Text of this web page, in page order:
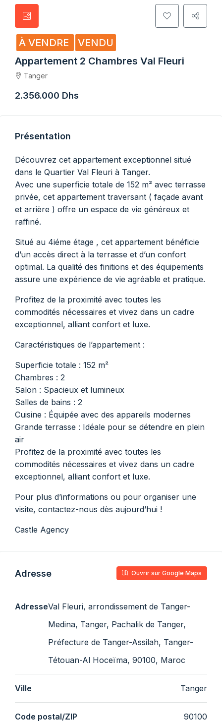
À VENDRE
VENDU
Appartement 2 Chambres Val Fleuri
Tanger
2.356.000 Dhs
Présentation
Découvrez cet appartement exceptionnel situé
dans le Quartier Val Fleuri à Tanger.
Avec une superficie totale de 152 m² avec terrasse
privée, cet appartement traversant ( façade avant
et arrière ) offre un espace de vie généreux et
raffiné.
Situé au 4iéme étage , cet appartement bénéficie
d’un accès direct à la terrasse et d’un confort
optimal. La qualité des finitions et des équipements
assure une expérience de vie agréable et pratique.
Profitez de la proximité avec toutes les
commodités nécessaires et vivez dans un cadre
exceptionnel, alliant confort et luxe.
Caractéristiques de l’appartement :
Superficie totale : 152 m²
Chambres : 2
Salon : Spacieux et lumineux
Salles de bains : 2
Cuisine : Équipée avec des appareils modernes
Grande terrasse : Idéale pour se détendre en plein
air
Profitez de la proximité avec toutes les
commodités nécessaires et vivez dans un cadre
exceptionnel, alliant confort et luxe.
Pour plus d’informations ou pour organiser une
visite, contactez-nous dès aujourd’hui !
Castle Agency
Adresse Ouvrir sur Google Maps
AdresseVal Fleuri, arrondissement de Tanger-
Medina, Tanger, Pachalik de Tanger,
Préfecture de Tanger-Assilah, Tanger-
Tétouan-Al Hoceïma, 90100, Maroc
Ville Tanger
Code postal/ZIP 90100